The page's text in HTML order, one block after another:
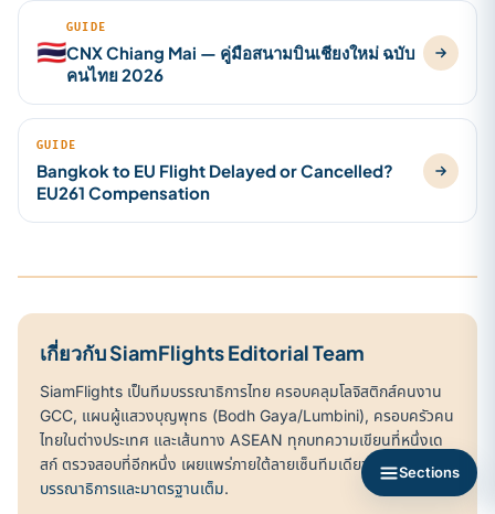
🇹🇭
GUIDE
CNX Chiang Mai — คู่มือสนามบินเชียงใหม่ ฉบับ
คนไทย 2026
GUIDE
Bangkok to EU Flight Delayed or Cancelled?
EU261 Compensation
เกี่ยวกับ SiamFlights Editorial Team
SiamFlights เป็นทีมบรรณาธิการไทย ครอบคลุมโลจิสติกส์คนงาน
GCC, แผนผู้แสวงบุญพุทธ (Bodh Gaya/Lumbini), ครอบครัวคน
ไทยในต่างประเทศ และเส้นทาง ASEAN ทุกบทความเขียนที่หนึ่งเด
สก์ ตรวจสอบที่อีกหนึ่ง เผยแพร่ภายใต้ลายเซ็นทีมเดียว
ดูทีม
บรรณาธิการและมาตรฐานเต็ม.
Sections